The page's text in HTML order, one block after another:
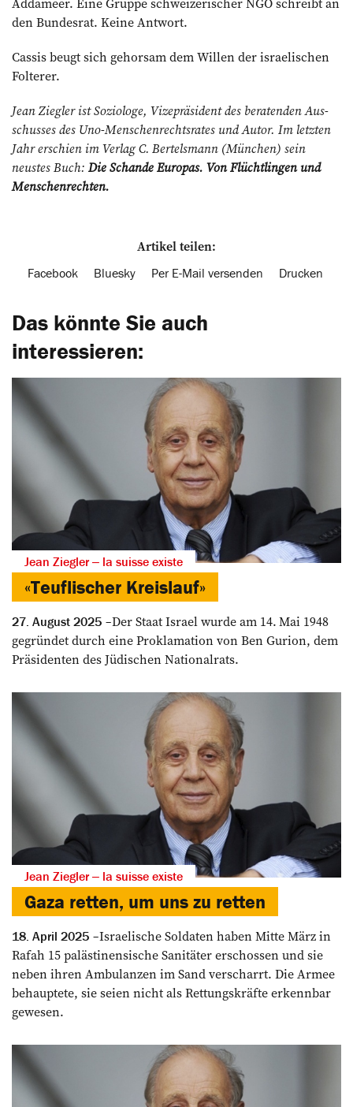
den Bundesrat. Keine Antwort.
Cassis beugt sich gehorsam dem Willen der israelischen
Folterer.
Jean Ziegler ist Soziologe, Vizepräsident des beratenden Aus­
schusses des Uno-Menschenrechtsrates und Autor. Im letzten
Jahr erschien im Verlag C. Bertelsmann (München) sein
neustes Buch: Die Schande Europas. Von Flüchtlingen und
Menschenrechten.
Artikel teilen:
Facebook Bluesky Per E-Mail versenden Drucken
Das könnte Sie auch
interessieren:
Jean Ziegler ‒ la suisse existe
«Teuflischer Kreislauf»
27. August 2025
Der Staat Israel wurde am 14. Mai 1948
gegründet durch eine Proklamation von Ben Gurion, dem
Präsidenten des Jüdischen Nationalrats.
Jean Ziegler ‒ la suisse existe
Gaza retten, um uns zu retten
18. April 2025
Israelische Soldaten haben Mitte März in
Rafah 15 palästinensische Sanitäter erschossen und sie
neben ihren Ambulanzen im Sand verscharrt. Die Armee
behauptete, sie seien nicht als Rettungskräfte erkennbar
gewesen.